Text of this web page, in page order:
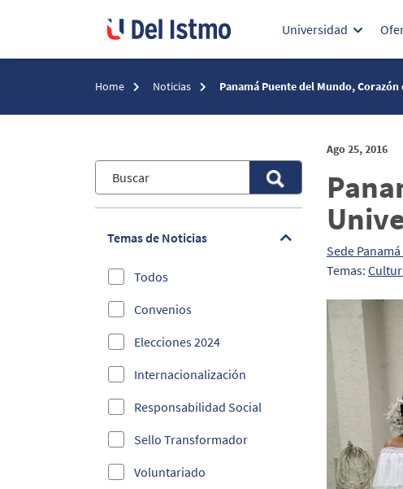
Universidad
Home Noticias Panamá Puente del Mundo,
Temas de Noticias
Todos
Convenios
Elecciones 2024
Internacionalización
Responsabilidad Social
Sello Transformador
Voluntariado
Ago 25, 2016
Sede Panamá
Temas: